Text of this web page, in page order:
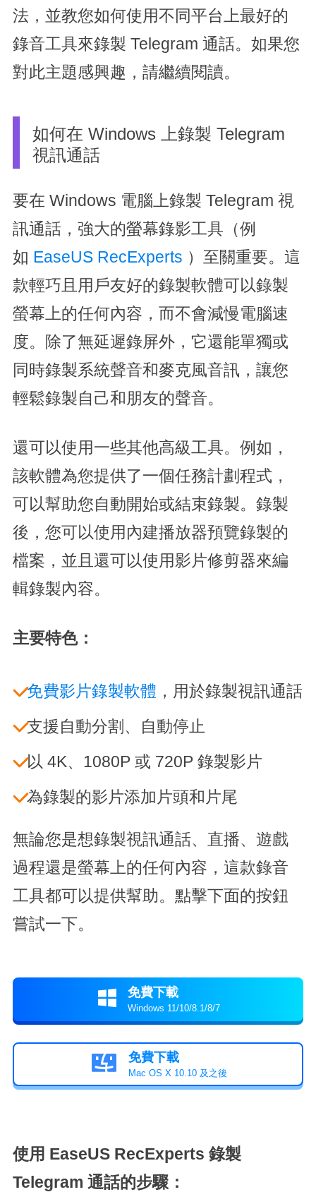
法，並教您如何使用不同平台上最好的
錄音工具來錄製 Telegram 通話。如果您
對此主題感興趣，請繼續閱讀。
如何在 Windows 上錄製 Telegram
視訊通話
要在 Windows 電腦上錄製 Telegram 視
訊通話，強大的螢幕錄影工具（例
如 EaseUS RecExperts ）至關重要。這
款輕巧且用戶友好的錄製軟體可以錄製
螢幕上的任何內容，而不會減慢電腦速
度。除了無延遲錄屏外，它還能單獨或
同時錄製系統聲音和麥克風音訊，讓您
輕鬆錄製自己和朋友的聲音。
還可以使用一些其他高級工具。例如，
該軟體為您提供了一個任務計劃程式，
可以幫助您自動開始或結束錄製。錄製
後，您可以使用內建播放器預覽錄製的
檔案，並且還可以使用影片修剪器來編
輯錄製內容。
主要特色：
免費影片錄製軟體 ，用於錄製視訊通話
支援自動分割、自動停止
以 4K、1080P 或 720P 錄製影片
為錄製的影片添加片頭和片尾
無論您是想錄製視訊通話、直播、遊戲
過程還是螢幕上的任何內容，這款錄音
工具都可以提供幫助。點擊下面的按鈕
嘗試一下。
 免費下載
Windows 11/10/8.1/8/7
 免費下載
Mac OS X 10.10 及之後
使用 EaseUS RecExperts 錄製
Telegram 通話的步驟：